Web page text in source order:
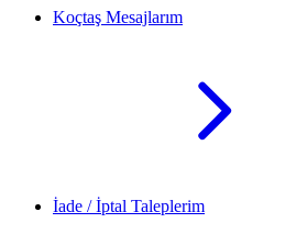
Koçtaş Mesajlarım
İade / İptal Taleplerim